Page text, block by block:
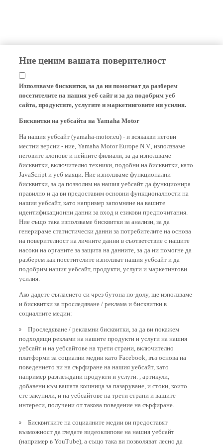
Ние ценим вашата поверителност
Използваме бисквитки, за да ни помогнат да разберем
посетителите на нашия уеб сайт и за да подобрим уеб
сайта, продуктите, услугите и маркетинговите ни усилия.
Бисквитки на уебсайта на Yamaha Motor
На нашия уебсайт (yamaha-motor.eu) - и всякакви негови
местни версии - ние, Yamaha Motor Europe N.V., използваме
неговите клонове и нейните филиали, за да използваме
бисквитки, включително техники, подобни на бисквитки, като
JavaScript и уеб маяци. Ние използваме функционални
бисквитки, за да позволим на нашия уебсайт да функционира
правилно и да ви предоставим основни функционалности на
нашия уебсайт, като например запомняне на вашите
идентификационни данни за вход и езикови предпочитания.
Ние също така използваме бисквитки за анализи, за да
генерираме статистически данни за потребителите на основа
на поверителност на личните данни в съответствие с нашите
насоки на органите за защита на данните, за да ни помогне да
разберем как посетителите използват нашия уебсайт и да
подобрим нашия уебсайт, продукти, услуги и маркетингови
усилия.
Ако дадете съгласието си чрез бутона по-долу, ще използваме
и бисквитки за проследяване / реклама и бисквитки в
социалните медии:
Проследяване / рекламни бисквитки, за да ви покажем
подходящи реклами на нашите продукти и услуги на нашия
уебсайт и на уебсайтове на трети страни, включително
платформи за социални медии като Facebook, въз основа на
поведението ви на сърфиране на нашия уебсайт, като
например разглеждани продукти и услуги. , артикули,
добавени към вашата кошница за пазаруване, и стоки, които
сте закупили, и на уебсайтове на трети страни и вашите
интереси, получени от такова поведение на сърфиране.
Бисквитките на социалните медии ви предоставят
възможност да гледате видеоклипове на нашия уебсайт
(например в YouTube), а също така ви позволяват лесно да